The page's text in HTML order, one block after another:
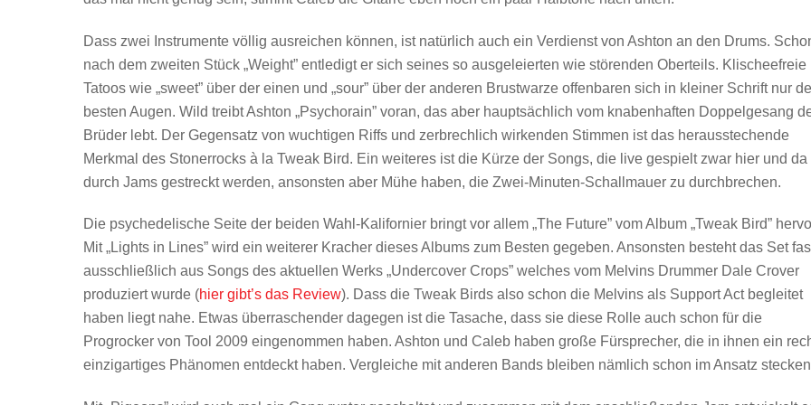
Dass zwei Instrumente völlig ausreichen können, ist natürlich auch ein Verdienst von Ashton an den Drums.
nach dem zweiten Stück „Weight” entledigt er sich seines so ausgeleierten wie störenden Oberteils. Klischeefreie
Tatoos wie „sweet” über der einen und „sour” über der anderen Brustwarze offenbaren sich in kleiner Schrift nur
besten Augen. Wild treibt Ashton „Psychorain” voran, das aber hauptsächlich vom knabenhaften Doppelgesang
Brüder lebt. Der Gegensatz von wuchtigen Riffs und zerbrechlich wirkenden Stimmen ist das herausstechende
Merkmal des Stonerrocks à la Tweak Bird. Ein weiteres ist die Kürze der Songs, die live gespielt zwar hier und da
durch Jams gestreckt werden, ansonsten aber Mühe haben, die Zwei-Minuten-Schallmauer zu durchbrechen.
Die psychedelische Seite der beiden Wahl-Kalifornier bringt vor allem „The Future” vom Album „Tweak Bird”
Mit „Lights in Lines” wird ein weiterer Kracher dieses Albums zum Besten gegeben. Ansonsten besteht das Set
ausschließlich aus Songs des aktuellen Werks „Undercover Crops” welches vom Melvins Drummer Dale Crover
produziert wurde (hier gibt’s das Review). Dass die Tweak Birds also schon die Melvins als Support Act begleitet
haben liegt nahe. Etwas überraschender dagegen ist die Tasache, dass sie diese Rolle auch schon für die
Progrocker von Tool 2009 eingenommen haben. Ashton und Caleb haben große Fürsprecher, die in ihnen ein
einzigartiges Phänomen entdeckt haben. Vergleiche mit anderen Bands bleiben nämlich schon im Ansatz